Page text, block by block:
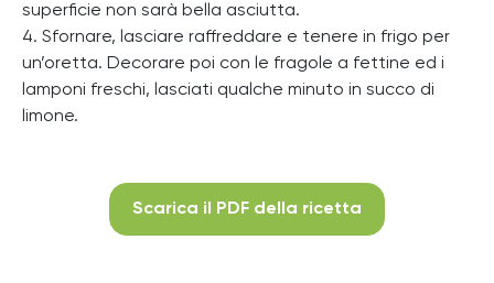
superficie non sarà bella asciutta.
4. Sfornare, lasciare raffreddare e tenere in frigo per
un’oretta. Decorare poi con le fragole a fettine ed i
lamponi freschi, lasciati qualche minuto in succo di
limone.
Scarica il PDF della ricetta